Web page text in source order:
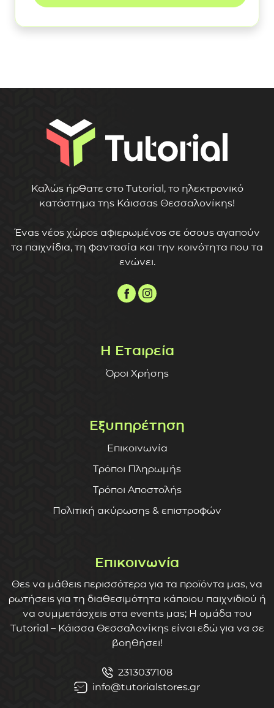
Καλώς ήρθατε στο Tutorial, το ηλεκτρονικό
κατάστημα της Κάισσας Θεσσαλονίκης!
Ένας νέος χώρος αφιερωμένος σε όσους αγαπούν
τα παιχνίδια, τη φαντασία και την κοινότητα που τα
ενώνει.
Η Εταιρεία
Όροι Χρήσης
Εξυπηρέτηση
Επικοινωνία
Τρόποι Πληρωμής
Τρόποι Αποστολής
Πολιτική ακύρωσης & επιστροφών
Επικοινωνία
Θες να μάθεις περισσότερα για τα προϊόντα μας, να
ρωτήσεις για τη διαθεσιμότητα κάποιου παιχνιδιού ή
να συμμετάσχεις στα events μας; Η ομάδα του
Tutorial – Κάισσα Θεσσαλονίκης είναι εδώ για να σε
βοηθήσει!
2313037108
info@tutorialstores.gr